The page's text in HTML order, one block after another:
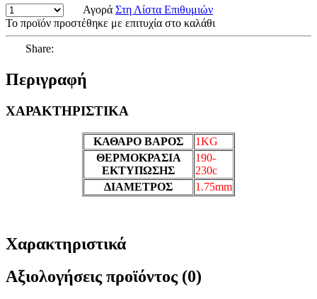
Αγορά Στη Λίστα Επιθυμιών
Το προϊόν προστέθηκε με επιτυχία στο καλάθι
Share:
Περιγραφή
ΧΑΡΑΚΤΗΡΙΣΤΙΚΑ
ΚΑΘΑΡΟ ΒΑΡΟΣ
1KG
ΘΕΡΜΟΚΡΑΣΙΑ
ΕΚΤΥΠΩΣΗΣ
190-
230c
ΔΙΑΜΕΤΡΟΣ
1.75mm
Χαρακτηριστικά
Αξιολογήσεις προϊόντος (0)